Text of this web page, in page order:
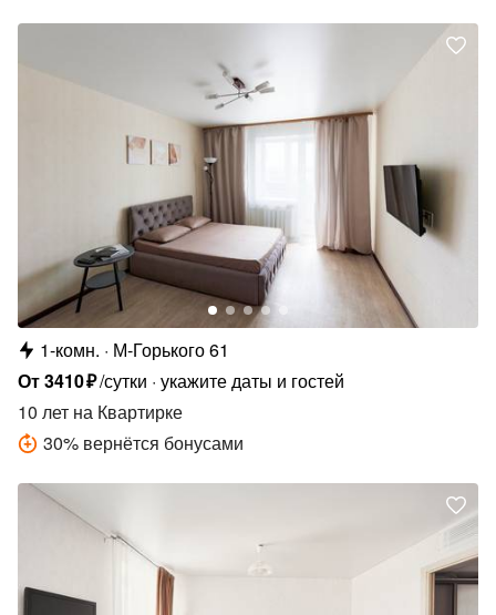
1-комн.
М-Горького 61
От3410₽/сутки укажите даты и гостей
10 лет на Квартирке
30% вернётся бонусами